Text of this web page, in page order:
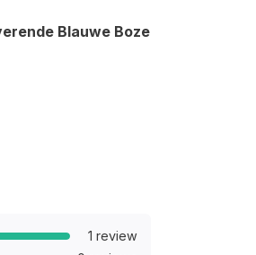
Blauwe Boze
1 review